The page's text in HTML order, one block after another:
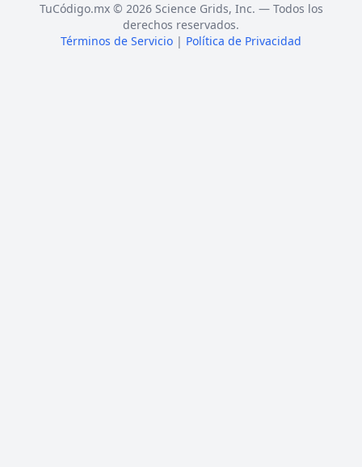
TuCódigo.mx © 2026 Science Grids, Inc. — Todos los
derechos reservados.
Términos de Servicio | Política de Privacidad